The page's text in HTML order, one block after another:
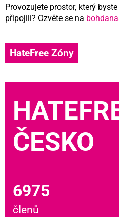
Provozujete prostor, který
připojili? Ozvěte se na
HateFree Zóny
ČESKO
6975
členů